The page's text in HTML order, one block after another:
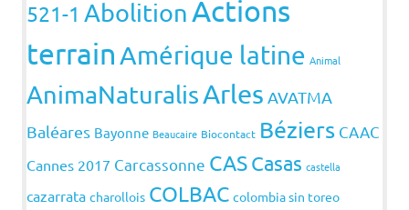
521-1 AbolitionActions
terrainAmérique latine Animal
AnimaNaturalisArles AVATMA
Baléares Bayonne Beaucaire Biocontact Béziers CAAC
Cannes 2017 Carcassonne CASCasas castella
cazarrata charollois COLBAC colombia sin toreo